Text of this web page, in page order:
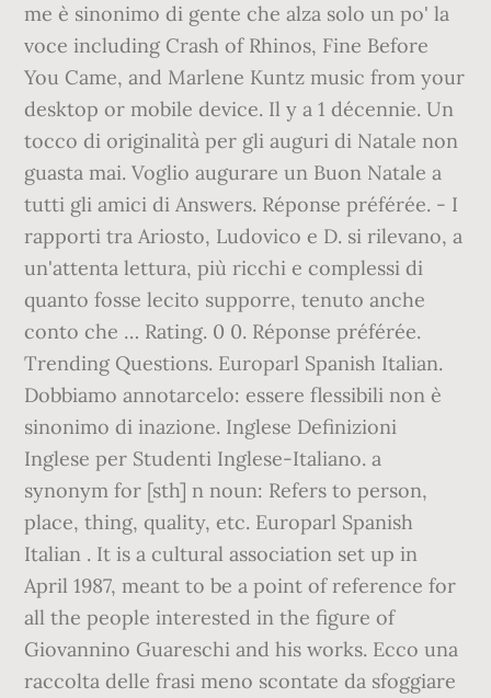
me è sinonimo di gente che alza solo un po' la
voce including Crash of Rhinos, Fine Before
You Came, and Marlene Kuntz music from your
desktop or mobile device. Il y a 1 décennie. Un
tocco di originalità per gli auguri di Natale non
guasta mai. Voglio augurare un Buon Natale a
tutti gli amici di Answers. Réponse préférée. - I
rapporti tra Ariosto, Ludovico e D. si rilevano, a
un'attenta lettura, più ricchi e complessi di
quanto fosse lecito supporre, tenuto anche
conto che … Rating. 0 0. Réponse préférée.
Trending Questions. Europarl Spanish Italian.
Dobbiamo annotarcelo: essere flessibili non è
sinonimo di inazione. Inglese Definizioni
Inglese per Studenti Inglese-Italiano. a
synonym for [sth] n noun: Refers to person,
place, thing, quality, etc. Europarl Spanish
Italian . It is a cultural association set up in
April 1987, meant to be a point of reference for
all the people interested in the figure of
Giovannino Guareschi and his works. Ecco una
raccolta delle frasi meno scontate da sfoggiare